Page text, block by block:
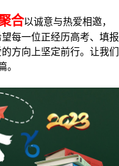
合以诚意与热爱相邀，
每一位正经历高考、填报
方向上坚定前行。让我们
。